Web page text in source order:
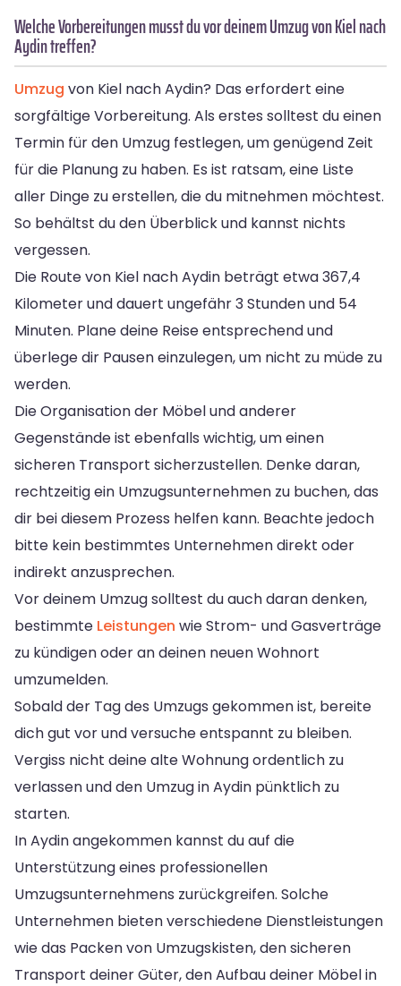
Welche Vorbereitungen musst du vor deinem Umzug von Kiel nach
Aydin treffen?
Umzug von Kiel nach Aydin? Das erfordert eine
sorgfältige Vorbereitung. Als erstes solltest du einen
Termin für den Umzug festlegen, um genügend Zeit
für die Planung zu haben. Es ist ratsam, eine Liste
aller Dinge zu erstellen, die du mitnehmen möchtest.
So behältst du den Überblick und kannst nichts
vergessen.
Die Route von Kiel nach Aydin beträgt etwa 367,4
Kilometer und dauert ungefähr 3 Stunden und 54
Minuten. Plane deine Reise entsprechend und
überlege dir Pausen einzulegen, um nicht zu müde zu
werden.
Die Organisation der Möbel und anderer
Gegenstände ist ebenfalls wichtig, um einen
sicheren Transport sicherzustellen. Denke daran,
rechtzeitig ein Umzugsunternehmen zu buchen, das
dir bei diesem Prozess helfen kann. Beachte jedoch
bitte kein bestimmtes Unternehmen direkt oder
indirekt anzusprechen.
Vor deinem Umzug solltest du auch daran denken,
bestimmte Leistungen wie Strom- und Gasverträge
zu kündigen oder an deinen neuen Wohnort
umzumelden.
Sobald der Tag des Umzugs gekommen ist, bereite
dich gut vor und versuche entspannt zu bleiben.
Vergiss nicht deine alte Wohnung ordentlich zu
verlassen und den Umzug in Aydin pünktlich zu
starten.
In Aydin angekommen kannst du auf die
Unterstützung eines professionellen
Umzugsunternehmens zurückgreifen. Solche
Unternehmen bieten verschiedene Dienstleistungen
wie das Packen von Umzugskisten, den sicheren
Transport deiner Güter, den Aufbau deiner Möbel in